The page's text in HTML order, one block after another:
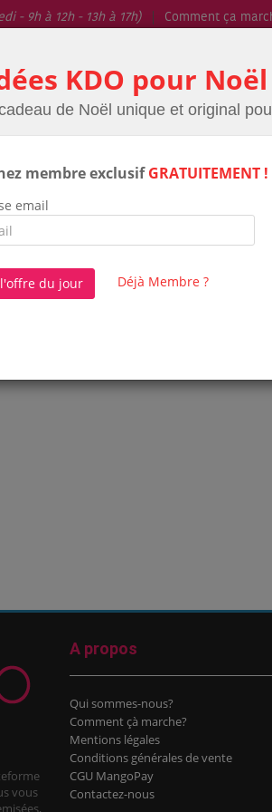
- 9h à 12h - 13h à 17h) Comment ça
💅 BEAUTÉ 🎯 LOISIRS
KDO pour Noël
de Noël unique et original
membre exclusifGRATUITEMENT !
email
Déjà Membre ?
vous
A propos
Qui sommes-nous?
Comment çà marche?
Mentions légales
Conditions générales de vente
CGU MangoPay
Contactez-nous